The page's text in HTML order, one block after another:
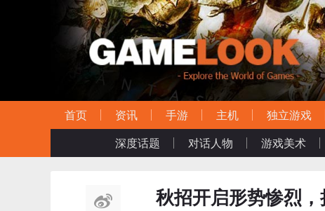
首页 资讯 手游 主机 独立游戏
深度话题
对话人物 游戏美术
秋招开启形势惨烈